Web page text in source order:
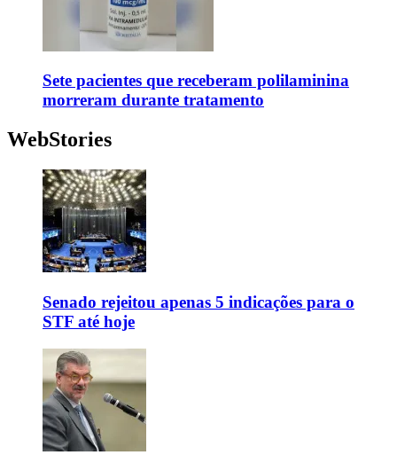
Sete pacientes que receberam polilaminina
morreram durante tratamento
WebStories
Senado rejeitou apenas 5 indicações para o
STF até hoje